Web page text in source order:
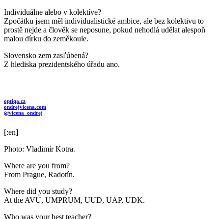
Individuálne alebo v kolektíve?
Zpočátku jsem měl individualistické ambice, ale bez kolektivu to
prostě nejde a člověk se neposune, pokud nehodlá udělat alespoň
malou dírku do zeměkoule.
Slovensko zem zasľúbená?
Z hlediska prezidentského úřadu ano.
optiqa.cz
ondrejvicena.com
@vicena_ondrej
[:en]
Photo: Vladimír Kotra.
Where are you from?
From Prague, Radotín.
Where did you study?
At the AVU, UMPRUM, UUD, UAP, UDK.
Who was your best teacher?